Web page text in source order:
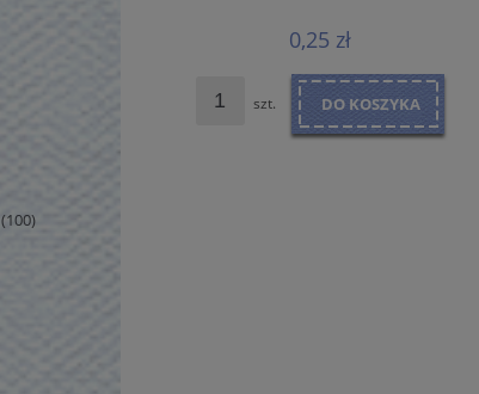
(100)
0,25 zł
szt. DO KOSZYKA